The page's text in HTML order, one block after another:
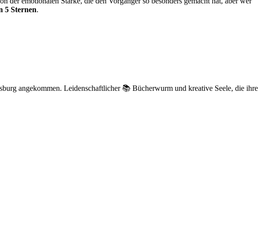
5 Sternen.
angekommen. Leidenschaftlicher 📚 Bücherwurm und kreative Seele, die ihre